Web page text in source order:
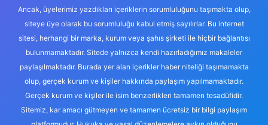
Ancak, üyelerimiz yazdıkları içeriklerin sorumluluğunu taşımakta olup,
siteye üye olarak bu sorumluluğu kabul etmiş sayılırlar. Bu internet
sitesi, herhangi bir marka, kurum veya şahıs şirketi ile hiçbir bağlantısı
bulunmamaktadır. Sitede yalnızca kendi hazırladığımız makaleler
paylaşılmaktadır. Burada yer alan içerikler haber niteliği taşımamakta
olup, gerçek kurum ve kişiler hakkında paylaşım yapılmamaktadır.
Gerçek kurum ve kişiler ile isim benzerlikleri tamamen tesadüfidir.
Sitemiz, kar amacı gütmeyen ve tamamen ücretsiz bir bilgi paylaşım